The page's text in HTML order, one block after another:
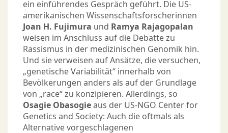
ein einführendes Gespräch geführt. Die US-
amerikanischen Wissenschaftsforscherinnen
Joan H. Fujimura und Ramya Rajagopalan
weisen im Anschluss auf die Debatte zu
Rassismus in der medizinischen Genomik hin.
Und sie verweisen auf Ansätze, die versuchen,
„genetische Variabilität“ innerhalb von
Bevölkerungen anders als auf der Grundlage
von „race“ zu konzipieren. Allerdings, so
Osagie Obasogieaus der US-NGO Center for
Genetics and Society: Auch die oftmals als
Alternative vorgeschlagenen